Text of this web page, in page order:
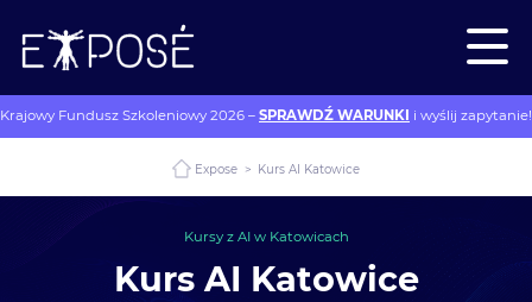
Krajowy Fundusz Szkoleniowy 2026 – SPRAWDŹ WARUNKI i wyślij zapytanie!
Expose > Kurs AI Katowice
Kursy z AI w Katowicach
Kurs AI Katowice